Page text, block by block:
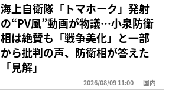
海上自衛隊「トマホーク」発射
の“PV風”動画が物議…小泉防衛
相は絶賛も「戦争美化」と一部
から批判の声、防衛相が答えた
「見解」
2026/08/09 11:00 国内